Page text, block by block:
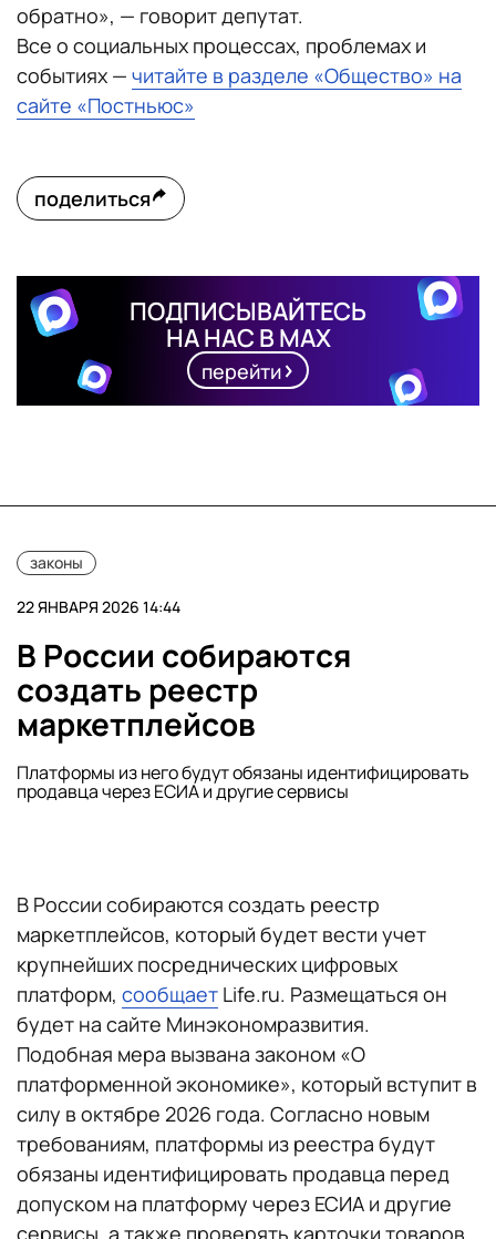
обратно», — говорит депутат.
Все о социальных процессах, проблемах и
событиях — читайте в разделе «Общество» на
сайте «Постньюс»
поделиться
ПОДПИСЫВАЙТЕСЬ
НА НАС В MAX
перейти
законы
22 ЯНВАРЯ 2026 14:44
В России собираются
создать реестр
маркетплейсов
Платформы из него будут обязаны идентифицировать
продавца через ЕСИА и другие сервисы
В России собираются создать реестр
маркетплейсов, который будет вести учет
крупнейших посреднических цифровых
платформ, сообщает Life.ru. Размещаться он
будет на сайте Минэкономразвития.
Подобная мера вызвана законом «О
платформенной экономике», который вступит в
силу в октябре 2026 года. Согласно новым
требованиям, платформы из реестра будут
обязаны идентифицировать продавца перед
допуском на платформу через ЕСИА и другие
сервисы, а также проверять карточки товаров